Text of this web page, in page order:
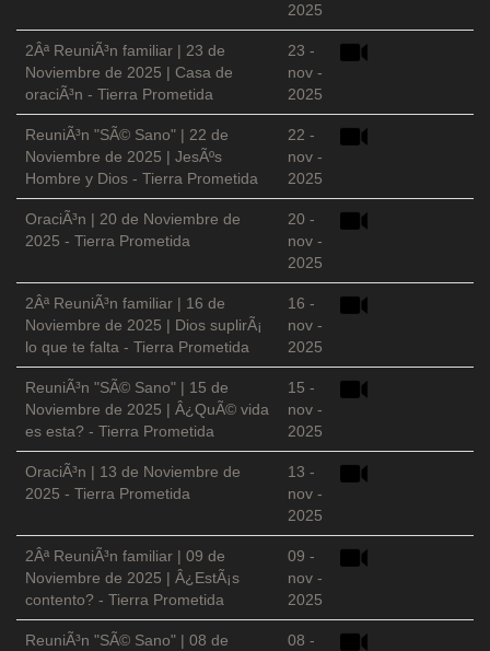
2025
2Âª ReuniÃ³n familiar | 23 de
Noviembre de 2025 | Casa de
oraciÃ³n - Tierra Prometida
23 -
nov -
2025
ReuniÃ³n "SÃ© Sano" | 22 de
Noviembre de 2025 | JesÃºs
Hombre y Dios - Tierra Prometida
22 -
nov -
2025
OraciÃ³n | 20 de Noviembre de
2025 - Tierra Prometida
20 -
nov -
2025
2Âª ReuniÃ³n familiar | 16 de
Noviembre de 2025 | Dios suplirÃ¡
lo que te falta - Tierra Prometida
16 -
nov -
2025
ReuniÃ³n "SÃ© Sano" | 15 de
Noviembre de 2025 | Â¿QuÃ© vida
es esta? - Tierra Prometida
15 -
nov -
2025
OraciÃ³n | 13 de Noviembre de
2025 - Tierra Prometida
13 -
nov -
2025
2Âª ReuniÃ³n familiar | 09 de
Noviembre de 2025 | Â¿EstÃ¡s
contento? - Tierra Prometida
09 -
nov -
2025
ReuniÃ³n "SÃ© Sano" | 08 de
08 -